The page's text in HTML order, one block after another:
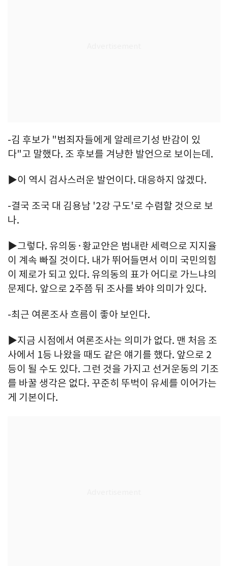
-김 후보가 "범죄자들에게 알레르기성 반감이 있
다"고 말했다. 조 후보를 겨냥한 발언으로 보이는데.
▶이 역시 검사스러운 발언이다. 대응하지 않겠다.
-결국 조국 대 김용남 '2강 구도'로 수렴할 것으로 보
나.
▶그렇다. 유의동·황교안은 범내란 세력으로 지지율
이 계속 빠질 것이다. 내가 뛰어들면서 이미 국민의힘
이 제로가 되고 있다. 유의동의 표가 어디로 가느냐의
문제다. 앞으로 2주쯤 뒤 조사를 봐야 의미가 있다.
-최근 여론조사 흐름이 좋아 보인다.
▶지금 시점에서 여론조사는 의미가 없다. 맨 처음 조
사에서 1등 나왔을 때도 같은 얘기를 했다. 앞으로 2
등이 될 수도 있다. 그런 것을 가지고 선거운동의 기조
를 바꿀 생각은 없다. 꾸준히 뚜벅이 유세를 이어가는
게 기본이다.